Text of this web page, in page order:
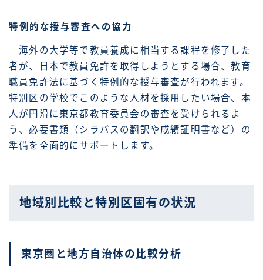
特例的な授与審査への協力
海外の大学等で教員養成に相当する課程を修了した
者が、日本で教員免許を取得しようとする場合、教育
職員免許法に基づく特例的な授与審査が行われます。
特別区の学校でこのような人材を採用したい場合、本
人が円滑に東京都教育委員会の審査を受けられるよ
う、必要書類（シラバスの翻訳や成績証明書など）の
準備を全面的にサポートします。
地域別比較と特別区固有の状況
東京圏と地方自治体の比較分析